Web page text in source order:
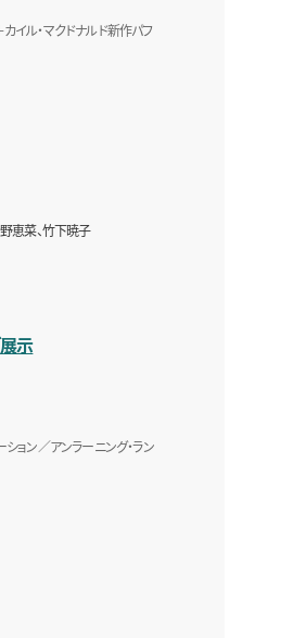
イル・マクドナルド新作パフ
野恵菜、竹下暁子
示
ション／アンラーニング・ラン